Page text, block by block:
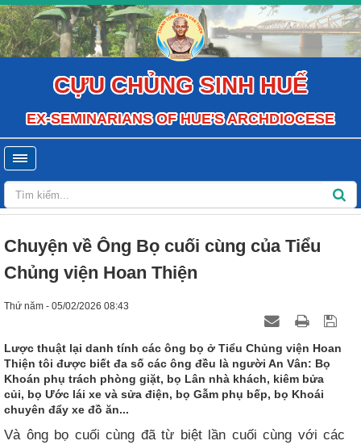
CỰU CHỦNG SINH HUẾ
EX-SEMINARIANS OF HUE'S ARCHDIOCESE
Chuyện về Ông Bọ cuối cùng của Tiểu
Chủng viện Hoan Thiện
Thứ năm - 05/02/2026 08:43
Lược thuật lại danh tính các ông bọ ở Tiểu Chủng viện Hoan
Thiện tôi được biết đa số các ông đều là người An Vân: Bọ
Khoán phụ trách phòng giặt, bọ Lân nhà khách, kiêm bửa
củi, bọ Ước lái xe và sửa điện, bọ Gẫm phụ bếp, bọ Khoái
chuyên đẩy xe đồ ăn...
Và ông bọ cuối cùng đã từ biệt lần cuối cùng với các